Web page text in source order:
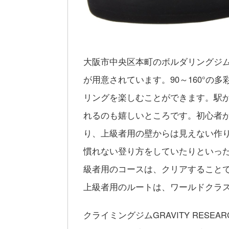
大阪市中央区本町のボルダリングジ
が用意されています。90～160°の
リングを楽しむことができます。駅
れるのも嬉しいところです。初心者
り、上級者用の壁からは見えない作
慣れない登り方をしていたりといっ
級者用のコースは、クリアすること
上級者用のルートは、ワールドクラ
クライミングジムGRAVITY